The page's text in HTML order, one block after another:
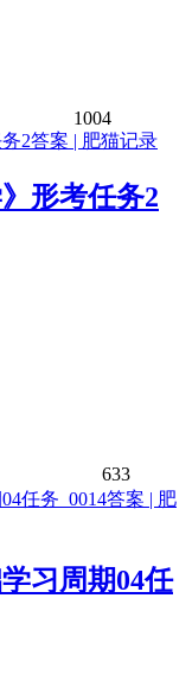
1004
形考任务2
633
习周期04任